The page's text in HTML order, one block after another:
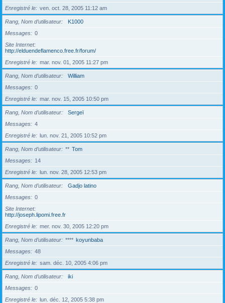
Enregistré le
ven. oct. 28, 2005 11:12 am
Rang, Nom d’utilisateur
K1000
Messages
0
Site Internet
http://elduendeflamenco.free.fr/forum/
Enregistré le
mar. nov. 01, 2005 11:27 pm
Rang, Nom d’utilisateur
William
Messages
0
Enregistré le
mar. nov. 15, 2005 10:50 pm
Rang, Nom d’utilisateur
Sergeï
Messages
4
Enregistré le
lun. nov. 21, 2005 10:52 pm
Rang, Nom d’utilisateur ** Tom
Messages
14
Enregistré le
lun. nov. 28, 2005 12:53 pm
Rang, Nom d’utilisateur
Gadjo latino
Messages
0
Site Internet
http://joseph.lipomi.free.fr
Enregistré le
mer. nov. 30, 2005 12:20 pm
Rang, Nom d’utilisateur **** koyunbaba
Messages
48
Enregistré le
sam. déc. 10, 2005 4:06 pm
Rang, Nom d’utilisateur
iki
Messages
0
Enregistré le
lun. déc. 12, 2005 5:38 pm